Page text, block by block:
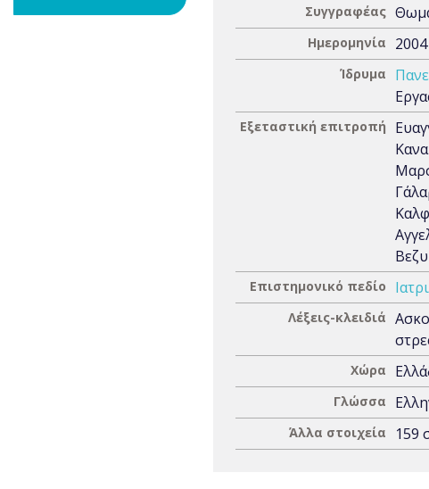
Συγγραφέας
Ημερομηνία 2004
Ίδρυμα
Εξεταστική επιτροπή
Επιστημονικό πεδίο
Λέξεις-κλειδιά
Χώρα
Γλώσσα
Άλλα στοιχεία 159